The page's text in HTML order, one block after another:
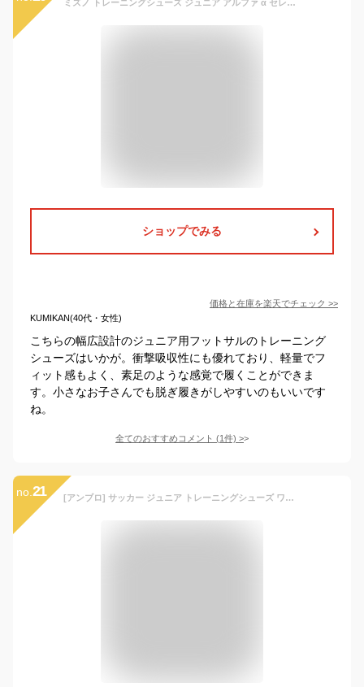
ミズノ トレーニングシューズ ジュニア アルファ α セレクト SELECT Jr. AS MIZUNO 幅広 ワイド サッカー フットサル P1GE236501 ◎
ショップでみる
価格と在庫を楽天でチェック >>
KUMIKAN(40代・女性)
こちらの幅広設計のジュニア用フットサルのトレーニング
シューズはいかが。衝撃吸収性にも優れており、軽量でフ
ィット感もよく、素足のような感覚で履くことができま
す。小さなお子さんでも脱ぎ履きがしやすいのもいいです
ね。
全てのおすすめコメント (1件) >
no. 21 [アンブロ] サッカー ジュニア トレーニングシューズ ワイド ベルクロ マジックテープ キッズ 子供 アクセレイタ-SB JR ホワイト×ブルー 20.0 cm